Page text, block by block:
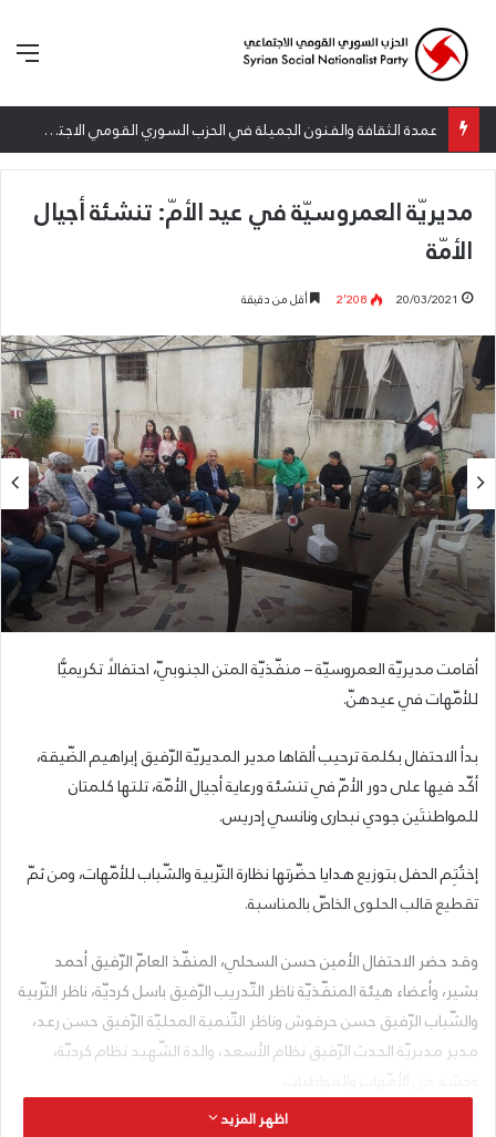
إطلاق المرصد الحقوقي القومي لمقاومة التطبيع تحت شعار: “سعادة لكل الأحرار”
مديريّة العمروسيّة في عيد الأمّ: تنشئة أجيال
الأمّة
20/03/2021 2٬208 أقل من دقيقة
أقامت مديريّة العمروسيّة – منفّذيّة المتن الجنوبيّ، احتفالًا تكريميًّا
للأمّهات في عيدهنّ.
بدأ الاحتفال بكلمة ترحيب ألقاها مدير المديريّة الرّفيق إبراهيم الضّيقة،
أكّد فيها على دور الأمّ في تنشئة ورعاية أجيال الأمّة، تلتها كلمتان
للمواطنتَين جودي نبحارى ونانسي إدريس.
إختُتِم الحفل بتوزيع هدايا حضّرتها نظارة التّربية والشّباب للأمّهات، ومن ثمّ
تقطيع قالب الحلوى الخاصّ بالمناسبة.
وقد حضر الاحتفال الأمين حسن السحلي، المنفّذ العامّ الرّفيق أحمد
بشير، وأعضاء هيئة المنفّذيّة ناظر التّدريب الرّفيق باسل كرديّة، ناظر التّربية
والشّباب الرّفيق حسن حرفوش وناظر التّنمية المحليّة الرّفيق حسن رعد،
مدير مديريّة الحدث الرّفيق نظام الأسعد، والدة الشّهيد نظام كرديّة،
وحشد من الأمّهات والمواطنات.
اظهر المزيد